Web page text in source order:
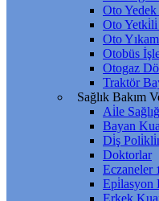
Oto Yedek
Oto Yetki̇li̇
Oto
Otobüs
Otogaz
Traktör
Sağlık Bakım
Ai̇le
Bayan
Di̇ş
Doktorlar
Eczaneler
Epi̇lasyon
Erkek